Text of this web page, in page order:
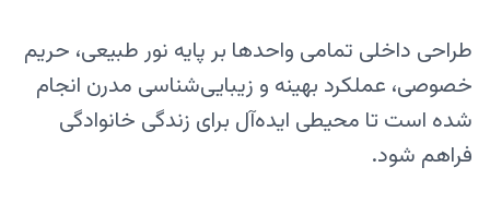
طراحی داخلی تمامی واحدها بر پایه نور طبیعی، حریم
خصوصی، عملکرد بهینه و زیبایی‌شناسی مدرن انجام
شده است تا محیطی ایده‌آل برای زندگی خانوادگی
فراهم شود.